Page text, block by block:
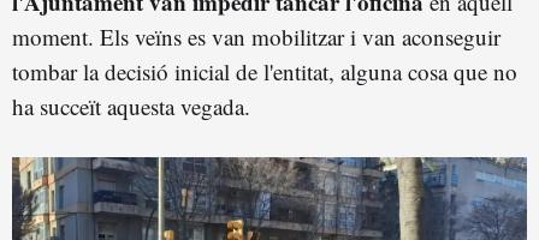
moment. Els veïns es van mobilitzar i van aconseguir
tombar la decisió inicial de l'entitat, alguna cosa que no
ha succeït aquesta vegada.